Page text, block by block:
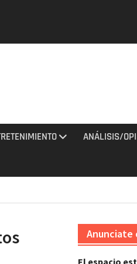
ANÁLISIS/
Anunciate
El espacio